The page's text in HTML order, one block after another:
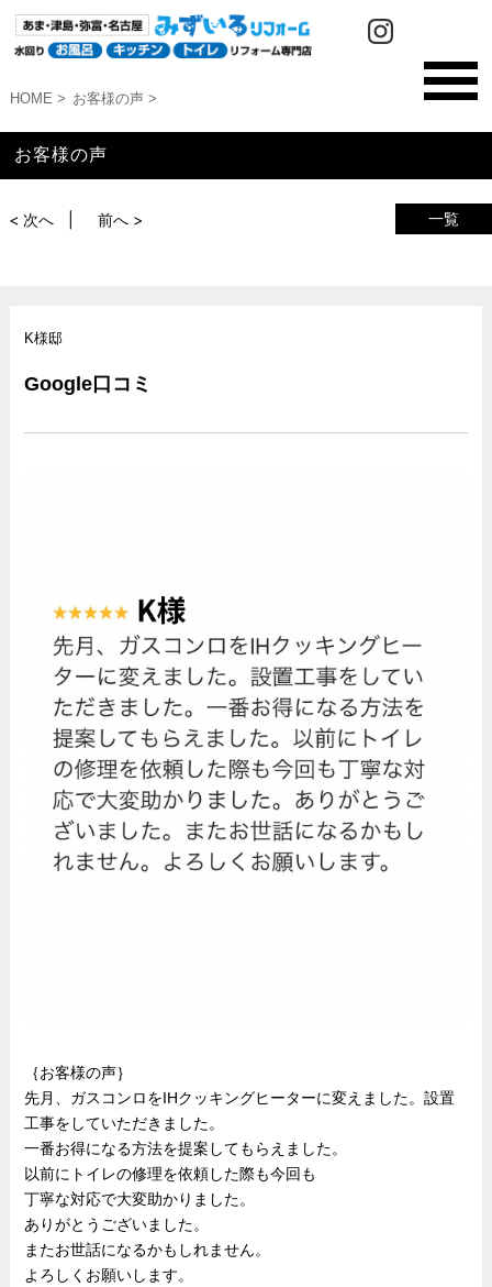
HOME お客様の声
お客様の声
一覧
< 次へ 前へ >
K様邸
Google口コミ
｛お客様の声｝
先月、ガスコンロをIHクッキングヒーターに変えました。設置
工事をしていただきました。
一番お得になる方法を提案してもらえました。
以前にトイレの修理を依頼した際も今回も
丁寧な対応で大変助かりました。
ありがとうございました。
またお世話になるかもしれません。
よろしくお願いします。